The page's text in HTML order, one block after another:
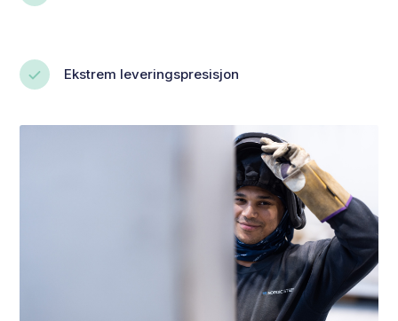
Ekstrem leveringspresisjon